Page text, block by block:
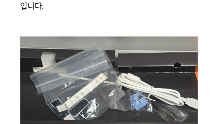
입니다.